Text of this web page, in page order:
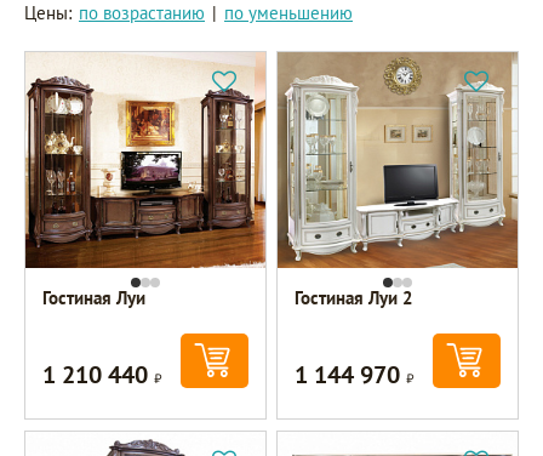
Цены: по возрастанию | по уменьшению
Гостиная Луи
1 210 440Р
Гостиная Луи 2
1 144 970Р